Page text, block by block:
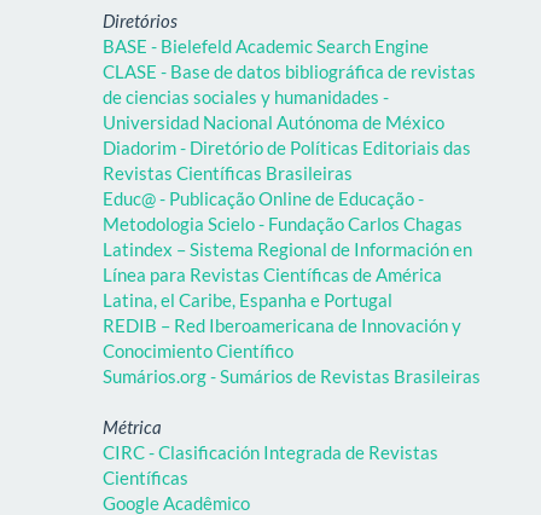
Diretórios
BASE - Bielefeld Academic Search Engine
CLASE - Base de datos bibliográfica de revistas
de ciencias sociales y humanidades -
Universidad Nacional Autónoma de México
Diadorim - Diretório de Políticas Editoriais das
Revistas Científicas Brasileiras
Educ@ - Publicação Online de Educação -
Metodologia Scielo - Fundação Carlos Chagas
Latindex – Sistema Regional de Información en
Línea para Revistas Científicas de América
Latina, el Caribe, Espanha e Portugal
REDIB – Red Iberoamericana de Innovación y
Conocimiento Científico
Sumários.org - Sumários de Revistas Brasileiras
Métrica
CIRC - Clasificación Integrada de Revistas
Científicas
Google Acadêmico